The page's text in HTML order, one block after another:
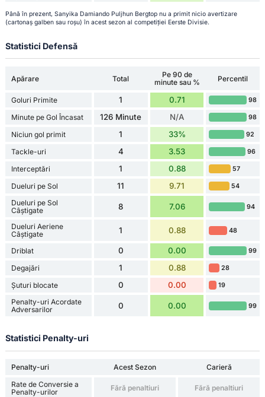
Până în prezent, Sanyika Damiando Puljhun Bergtop nu a primit nicio avertizare
(cartonaș galben sau roșu) în acest sezon al competiției Eerste Divisie.
Statistici Defensă
Apărare Total
Pe 90 de
minute sau %
Percentil
Goluri Primite 1 0.71 98
Minute pe Gol Încasat 126 Minute N/A 98
Niciun gol primit 1 33% 92
Tackle-uri 4 3.53 96
Interceptări 1 0.88 57
Dueluri pe Sol 11 9.71 54
Dueluri pe Sol
Câștigate
8 7.06 94
Dueluri Aeriene
Câștigate
1 0.88 48
Driblat 0 0.00 99
Degajări 1 0.88 28
Șuturi blocate 0 0.00 19
Penalty-uri Acordate
Adversarilor
0 0.00 99
Statistici Penalty-uri
Penalty-uri Acest Sezon
Carieră
Rate de Conversie a
Penalty-urilor
Fără penaltiuri Fără penaltiuri